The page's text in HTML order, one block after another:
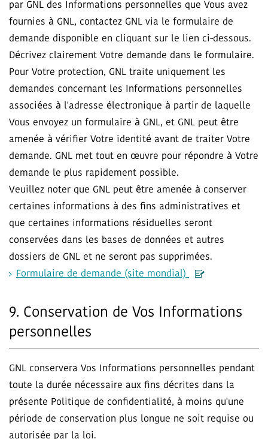
par GNL des Informations personnelles que Vous avez
fournies à GNL, contactez GNL via le formulaire de
demande disponible en cliquant sur le lien ci-dessous.
Décrivez clairement Votre demande dans le formulaire.
Pour Votre protection, GNL traite uniquement les
demandes concernant les Informations personnelles
associées à l'adresse électronique à partir de laquelle
Vous envoyez un formulaire à GNL, et GNL peut être
amenée à vérifier Votre identité avant de traiter Votre
demande. GNL met tout en œuvre pour répondre à Votre
demande le plus rapidement possible.
Veuillez noter que GNL peut être amenée à conserver
certaines informations à des fins administratives et
que certaines informations résiduelles seront
conservées dans les bases de données et autres
dossiers de GNL et ne seront pas supprimées.
Formulaire de demande (site mondial)
9. Conservation de Vos Informations
personnelles
GNL conservera Vos Informations personnelles pendant
toute la durée nécessaire aux fins décrites dans la
présente Politique de confidentialité, à moins qu'une
période de conservation plus longue ne soit requise ou
autorisée par la loi.